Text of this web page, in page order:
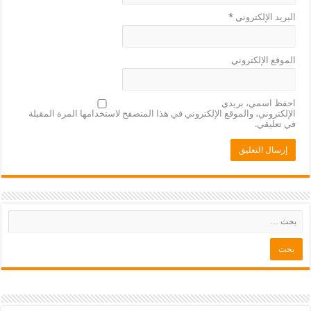
البريد الإلكتروني*
الموقع الإلكتروني
احفظ اسمي، بريدي
الإلكتروني، والموقع الإلكتروني في هذا المتصفح لاستخدامها المرة المقبلة
في تعليقي.